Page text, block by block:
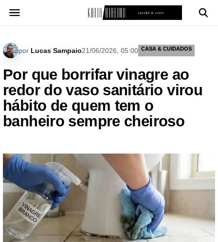
para
por Lucas Sampaio21/06/2026, 05:00 CASA & CUIDADOS
Por que borrifar vinagre ao
redor do vaso sanitário virou
hábito de quem tem o
banheiro sempre cheiroso